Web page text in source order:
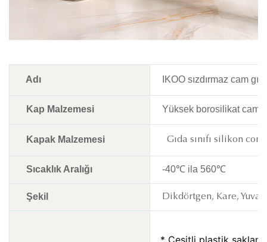
Adı IKOO sızdırmaz cam
Kap Malzemesi Yüksek borosilikat cam
Kapak Malzemesi Gıda sınıfı silikon
Sıcaklık Aralığı -40℃ ila 560℃
Şekil Dikdörtgen, Kare,